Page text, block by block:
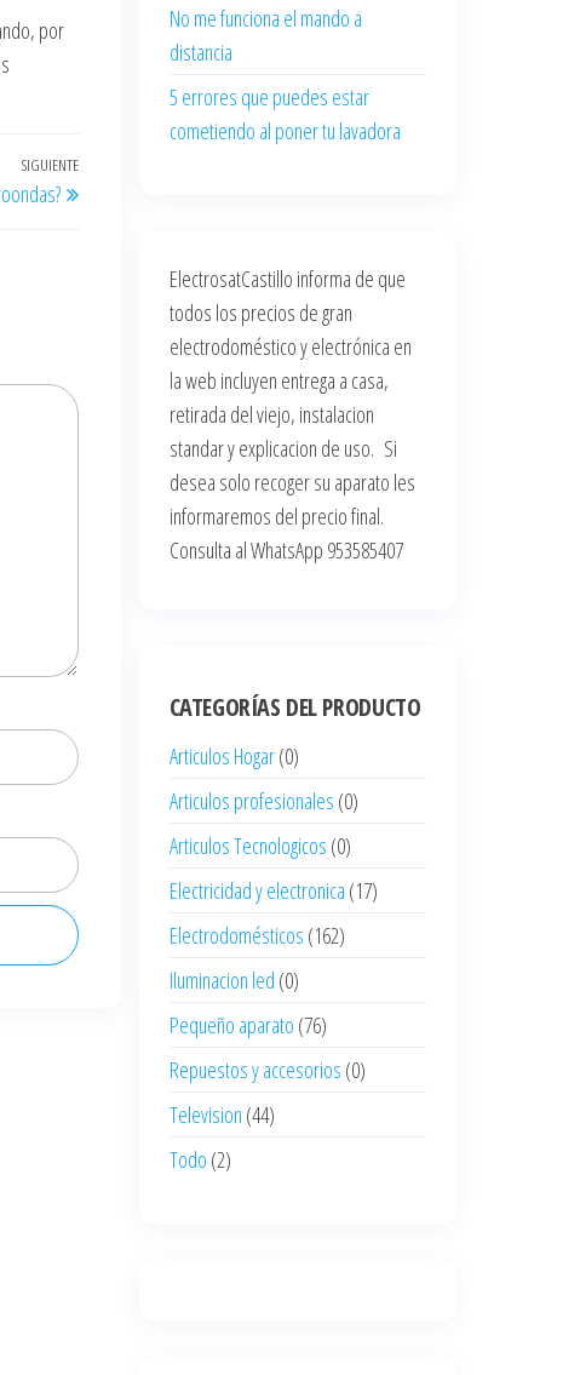
por
Entrada
siguiente
SIGUIENTE
No me funciona el mando a
distancia
5 errores que puedes estar
cometiendo al poner tu lavadora
ElectrosatCastillo informa de que
todos los precios de gran
electrodoméstico y electrónica en
la web incluyen entrega a casa,
retirada del viejo, instalacion
standar y explicacion de uso. Si
desea solo recoger su aparato les
informaremos del precio final.
Consulta al WhatsApp 953585407
CATEGORÍAS DEL PRODUCTO
Articulos Hogar(0)
Articulos profesionales (0)
Articulos Tecnologicos (0)
Electricidad y electronica (17)
Electrodomésticos (162)
Iluminacion led (0)
Pequeño aparato (76)
Repuestos y accesorios (0)
Television (44)
Todo (2)